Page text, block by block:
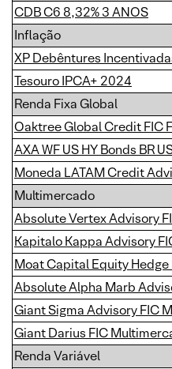
CDB C6 8,32% 3 ANOS
Inflação
XP Debêntures
Tesouro IPCA+ 2024
Renda Fixa Global
Oaktree Global Credit FIC
AXA WF US HY Bonds BR
Moneda LATAM Credit
Multimercado
Absolute Vertex Advisory
Kapitalo Kappa Advisory
Moat Capital Equity Hedge
Absolute Alpha Marb
Giant Sigma Advisory FIC
Giant Darius FIC
Renda Variável